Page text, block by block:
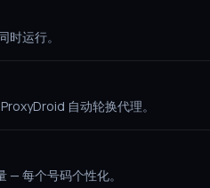
运行。
自动轮换代理。
— 每个号码个性化。